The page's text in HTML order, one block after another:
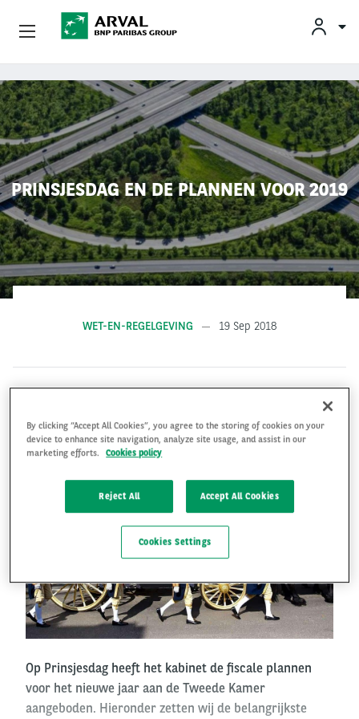
Overslaan en naar de inhoud gaan
PRINSJESDAG EN DE PLANNEN VOOR 2019
WET-EN-REGELGEVING 19 Sep 2018
Op Prinsjesdag heeft het kabinet de fiscale plannen
voor het nieuwe jaar aan de Tweede Kamer
aangeboden. Hieronder zetten wij de belangrijkste
Zakelijk Leasen
Private Lease
Mobiliteit
Occasions
Klantenservice
Over Arval
By clicking “Accept All Cookies”, you agree to the storing of cookies on your
device to enhance site navigation, analyze site usage, and assist in our
marketing efforts.
Cookies policy
Reject All Accept All Cookies
Cookies Settings